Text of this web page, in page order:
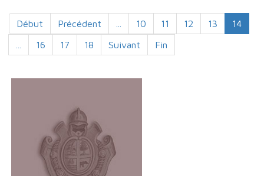
Début Précédent 10 11 12 13
14
16 17 18 Suivant Fin